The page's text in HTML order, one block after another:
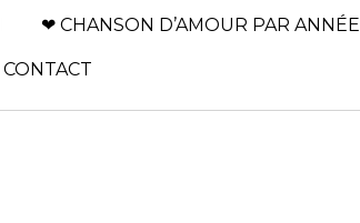
❤ CHANSON D’AMOUR PAR ANNÉE
CONTACT